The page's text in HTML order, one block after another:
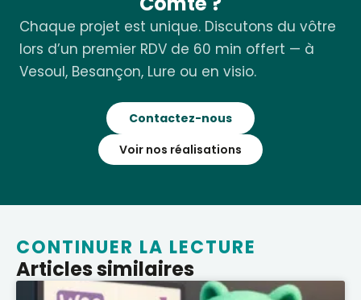
Chaque projet est unique. Discutons du vôtre
lors d’un premier RDV de 60 min offert — à
Vesoul, Besançon, Lure ou en visio.
Contactez-nous
Voir nos réalisations
CONTINUER LA LECTURE
Articles similaires